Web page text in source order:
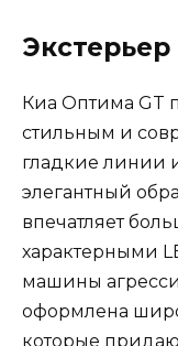
Киа Оптима GT
стильным и
гладкие линии
элегантный
впечатляет
характерными
машины
оформлена
которые